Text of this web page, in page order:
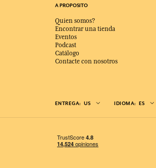
A PROPOSITO
Quien somos?
Encontrar una tienda
Eventos
Podcast
Catálogo
Contacte con nosotros
ENTREGA: US IDIOMA: ES